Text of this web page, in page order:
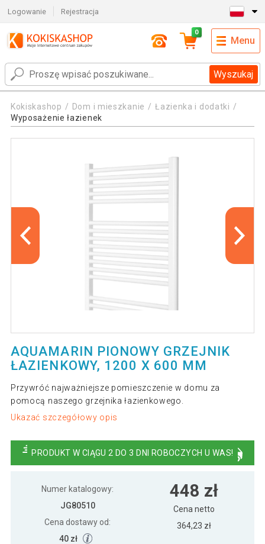
Logowanie Rejestracja
Wyszukaj
0
Menu
Kokiskashop Dom i mieszkanie
Łazienka i dodatki
Wyposażenie łazienek
AQUAMARIN PIONOWY GRZEJNIK
ŁAZIENKOWY, 1200 X 600 MM
Przywróć najważniejsze pomieszczenie w domu za
pomocą naszego grzejnika łazienkowego.
Ukazać szczegółowy opis
PRODUKT W CIĄGU 2 DO 3 DNI ROBOCZYCH U WAS!
Numer katalogowy:
JG80510
Cena dostawy od:
40 zł
448 zł
Cena netto
364,23 zł